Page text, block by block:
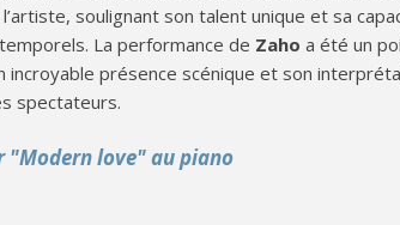
soulignant son talent unique et sa
La performance de Zaho a été un
incroyable présence scénique et son
spectateurs.
"Modern love" au piano